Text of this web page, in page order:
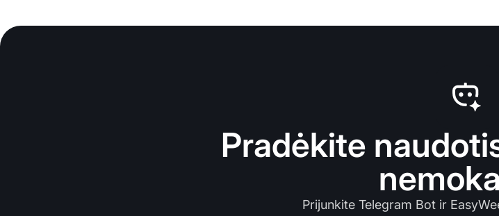
Pradėkite
Prijunkite Telegram Bot ir